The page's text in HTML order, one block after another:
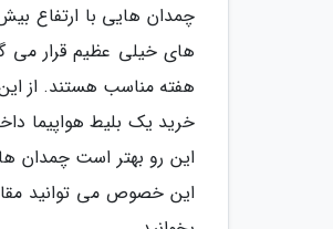
هفته مناسب هستند. از این
خرید یک بلیط هواپیما
این رو بهتر است چمدان